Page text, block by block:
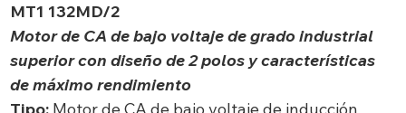
MT1 132MD/2
Motor de CA de bajo voltaje de grado industrial
superior con diseño de 2 polos y características
de máximo rendimiento